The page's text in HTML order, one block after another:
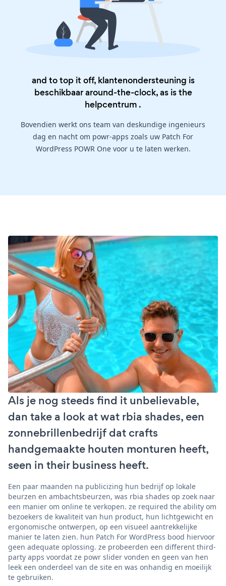
and to top it off, klantenondersteuning is
beschikbaar around-the-clock, as is the
helpcentrum .
Bovendien werkt ons team van deskundige ingenieurs
dag en nacht om powr-apps zoals uw Patch For
WordPress POWR One voor u te laten werken.
Als je nog steeds find it unbelievable,
dan take a look at wat rbia shades, een
zonnebrillenbedrijf dat crafts
handgemaakte houten monturen heeft,
seen in their business heeft.
Een paar maanden na publicizing hun bedrijf op lokale
beurzen en ambachtsbeurzen, was rbia shades op zoek naar
een manier om online te verkopen. ze required the ability om
bezoekers de kwaliteit van hun product, hun lichtgewicht en
ergonomische ontwerpen, op een visueel aantrekkelijke
manier te laten zien. hun Patch For WordPress bood hiervoor
geen adequate oplossing. ze probeerden een different third-
party apps voordat ze powr slider vonden en geen van hen
leek een onderdeel van de site en was onhandig en moeilijk
te gebruiken.